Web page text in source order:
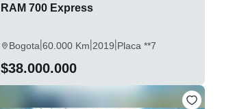
RAM 700 Express
Bogota|60.000 Km|2019|Placa **7
$38.000.000